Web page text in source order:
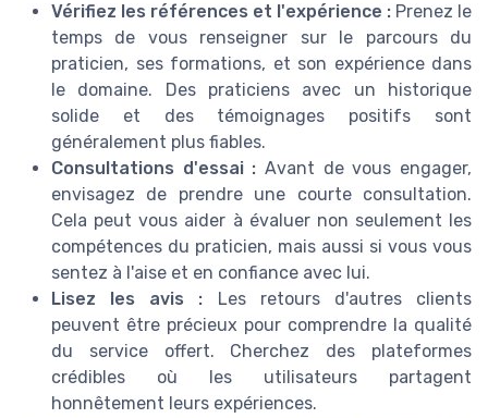
Vérifiez les références et l'expérience : Prenez le
temps de vous renseigner sur le parcours du
praticien, ses formations, et son expérience dans
le domaine. Des praticiens avec un historique
solide et des témoignages positifs sont
généralement plus fiables.
Consultations d'essai : Avant de vous engager,
envisagez de prendre une courte consultation.
Cela peut vous aider à évaluer non seulement les
compétences du praticien, mais aussi si vous vous
sentez à l'aise et en confiance avec lui.
Lisez les avis : Les retours d'autres clients
peuvent être précieux pour comprendre la qualité
du service offert. Cherchez des plateformes
crédibles où les utilisateurs partagent
honnêtement leurs expériences.